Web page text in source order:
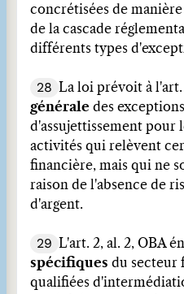
concrétisées de
de la cascade
différents types
28 La loi prévoit à
générale des
d'assujettissement pour
activités qui relèvent
financière, mais qui ne
raison de l'absence de
d'argent.
29 L'art. 2, al. 2, OBA
spécifiques du secteur
qualifiées